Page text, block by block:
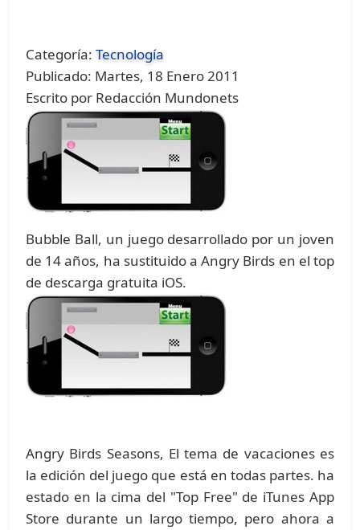
Categoría:Tecnología
Publicado: Martes, 18 Enero 2011
Escrito por Redacción Mundonets
Bubble Ball, un juego desarrollado por un joven
de 14 años, ha sustituido a Angry Birds en el top
de descarga gratuita iOS.
Angry Birds Seasons, El tema de vacaciones es
la edición del juego que está en todas partes. ha
estado en la cima del "Top Free" de iTunes App
Store durante un largo tiempo, pero ahora a